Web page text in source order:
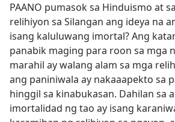
PAANO pumasok sa Hinduismo at
relihiyon sa Silangan ang ideya na
isang kaluluwang imortal? Ang
panabik maging para roon sa mga
marahil ay walang alam sa mga
ang paniniwala ay nakaaapekto sa
hinggil sa kinabukasan. Dahilan sa
imortalidad ng tao ay isang